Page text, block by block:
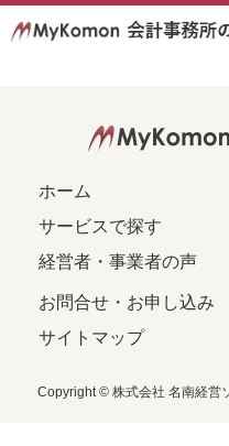
会計事務所検索
エリアから探す
サービス内容から探す
ホーム
サービスで探す
経営者・事業者の声
お問合せ・お申し込み
サイトマップ
Copyright © 株式会社 名南経営